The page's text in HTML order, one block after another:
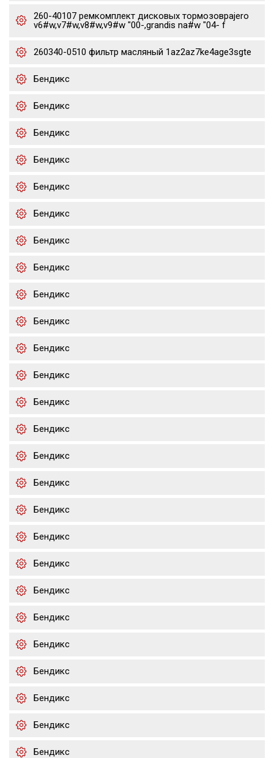
260-40107 ремкомплект дисковых тормозовpajero
v6#w,v7#w,v8#w,v9#w "00-,grandis na#w "04- f
260340-0510 фильтр масляный 1az2az7ke4age3sgte
Бендикс
Бендикс
Бендикс
Бендикс
Бендикс
Бендикс
Бендикс
Бендикс
Бендикс
Бендикс
Бендикс
Бендикс
Бендикс
Бендикс
Бендикс
Бендикс
Бендикс
Бендикс
Бендикс
Бендикс
Бендикс
Бендикс
Бендикс
Бендикс
Бендикс
Бендикс